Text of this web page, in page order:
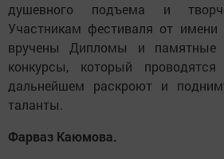
душевного подъема и
Участникам фестиваля от
вручены Дипломы и памятные
конкурсы, который
дальнейшем раскроют и
таланты.
Фарваз Каюмова.